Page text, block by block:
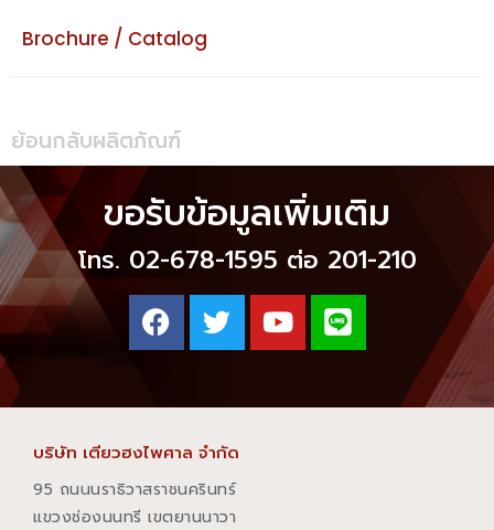
Brochure / Catalog
ย้อนกลับผลิตภัณฑ์
ขอรับข้อมูลเพิ่มเติม
โทร. 02-678-1595 ต่อ 201-210
บริษัท เตียวฮงไพศาล จำกัด
95 ถนนนราธิวาสราชนครินทร์
แขวงช่องนนทรี เขตยานนาวา